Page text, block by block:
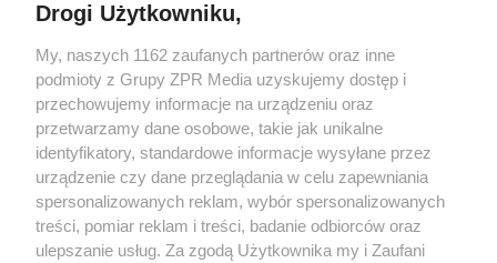
LOKALNIE:
Drogi Użytkowniku,
My, naszych 1162 zaufanych partnerów oraz inne
podmioty z Grupy ZPR Media uzyskujemy dostęp i
przechowujemy informacje na urządzeniu oraz
przetwarzamy dane osobowe, takie jak unikalne
identyfikatory, standardowe informacje wysyłane przez
urządzenie czy dane przeglądania w celu zapewniania
spersonalizowanych reklam, wybór spersonalizowanych
treści, pomiar reklam i treści, badanie odbiorców oraz
ulepszanie usług. Za zgodą Użytkownika my i Zaufani